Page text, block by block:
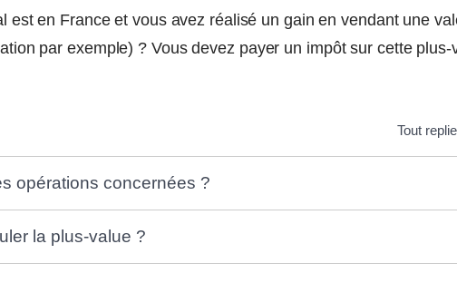
est en France et vous avez réalisé un gain en vendant une
par exemple) ? Vous devez payer un impôt sur cette plus-
Tout
opérations concernées ?
la plus-value ?